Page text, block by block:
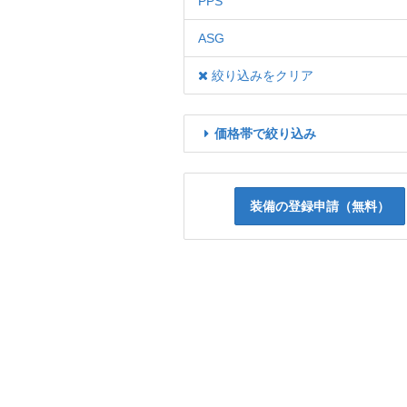
ASG
絞り込みをクリア
価格帯で絞り込み
装備の登録申請（無料）